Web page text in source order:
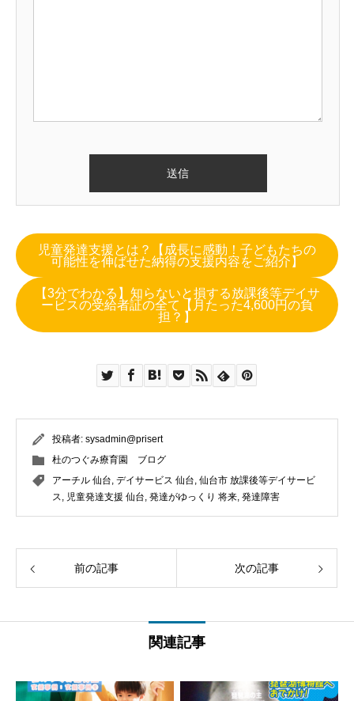
児童発達支援とは？【成長に感動！子どもたちの
可能性を伸ばせた納得の支援内容をご紹介】
【3分でわかる】知らないと損する放課後等デイサ
ービスの受給者証の全て【月たった4,600円の負
担？】
投稿者: sysadmin@prisert
杜のつぐみ療育園 ブログ
アーチル 仙台, デイサービス 仙台, 仙台市 放課後等デイサービ
ス, 児童発達支援 仙台, 発達がゆっくり 将来, 発達障害
前の記事 次の記事
関連記事